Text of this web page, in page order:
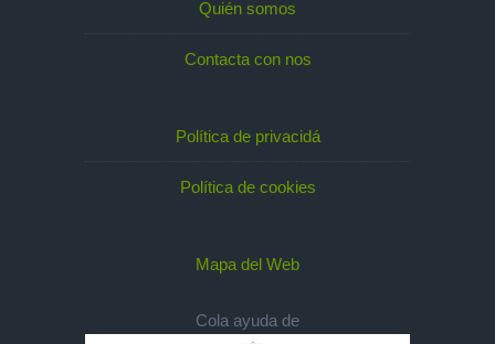
Quién somos
Contacta con nos
Política de privacidá
Política de cookies
Mapa del Web
Cola ayuda de